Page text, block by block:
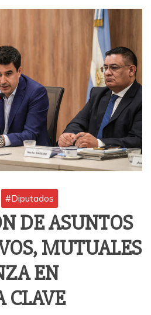
#Diputados
DE ASUNTOS
MUTUALES
EN
CLAVE